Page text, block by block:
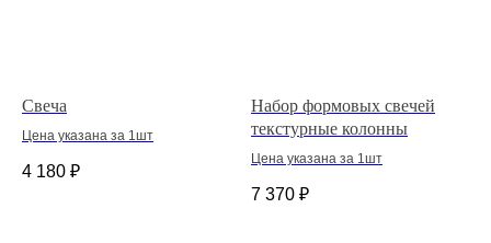
Свеча
Цена указана за 1шт
4 180 ₽
Набор формовых свечей
текстурные колонны
Цена указана за 1шт
7 370 ₽